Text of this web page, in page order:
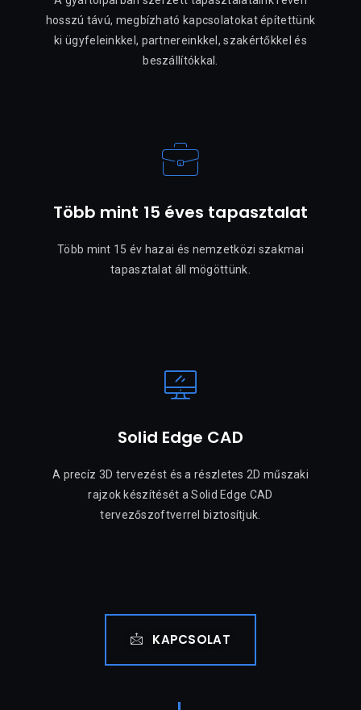
hosszú távú, megbízható kapcsolatokat építettünk
ki ügyfeleinkkel, partnereinkkel, szakértőkkel és
beszállítókkal.
Több mint 15 éves tapasztalat
Több mint 15 év hazai és nemzetközi szakmai
tapasztalat áll mögöttünk.
Solid Edge CAD
A precíz 3D tervezést és a részletes 2D műszaki
rajzok készítését a Solid Edge CAD
tervezőszoftverrel biztosítjuk.
KAPCSOLAT